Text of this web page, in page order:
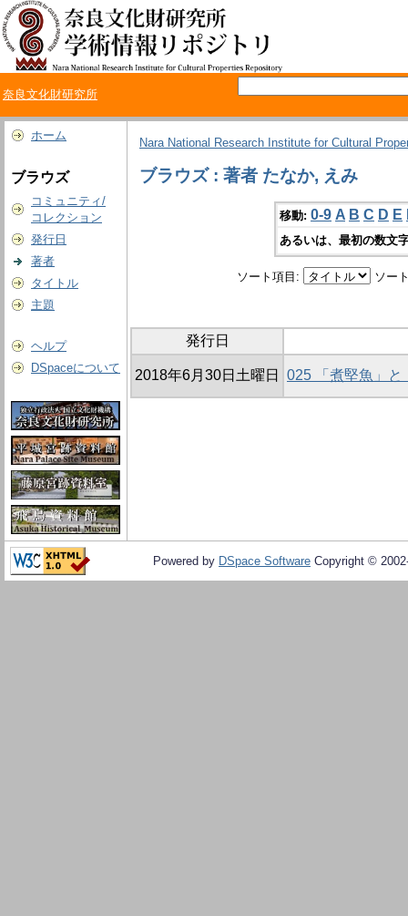
奈良文化財研究所
ホーム
ブラウズ
コミュニティ/
コレクション
発行日
著者
タイトル
主題
ヘルプ
DSpaceについて
Nara National Research Institute for Cultural
ブラウズ : 著者 たなか, えみ
移動: 0-9 A B C D E
あるいは、最初の数文
ソート項目: ソー
発行日
2018年6月30日土曜日 025 「煮堅魚」と
Powered by DSpace Software Copyright ©